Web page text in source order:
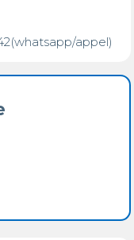
appel)